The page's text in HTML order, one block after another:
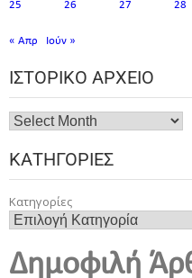
25 26 27 28
« Απρ Ιούν »
ΙΣΤΟΡΙΚΌ ΑΡΧΕΊΟ
ΚΑΤΗΓΟΡΊΕΣ
Κατηγορίες
Δημοφιλή